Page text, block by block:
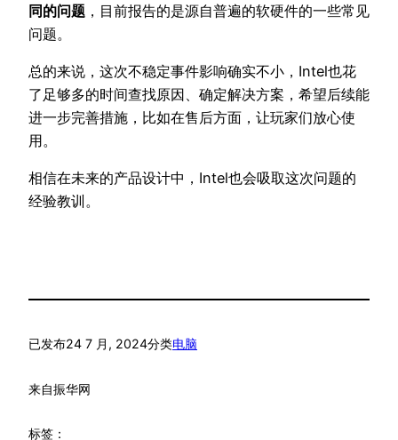
同的问题 ，目前报告的是源自普遍的软硬件的一些常见
问题。
总的来说，这次不稳定事件影响确实不小，Intel也花
了足够多的时间查找原因、确定解决方案，希望后续能
进一步完善措施，比如在售后方面，让玩家们放心使
用。
相信在未来的产品设计中，Intel也会吸取这次问题的
经验教训。
已发布24 7 月, 2024分类电脑
来自振华网
标签：